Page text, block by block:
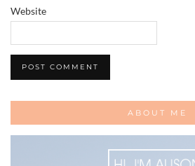
Website
ABOUT ME